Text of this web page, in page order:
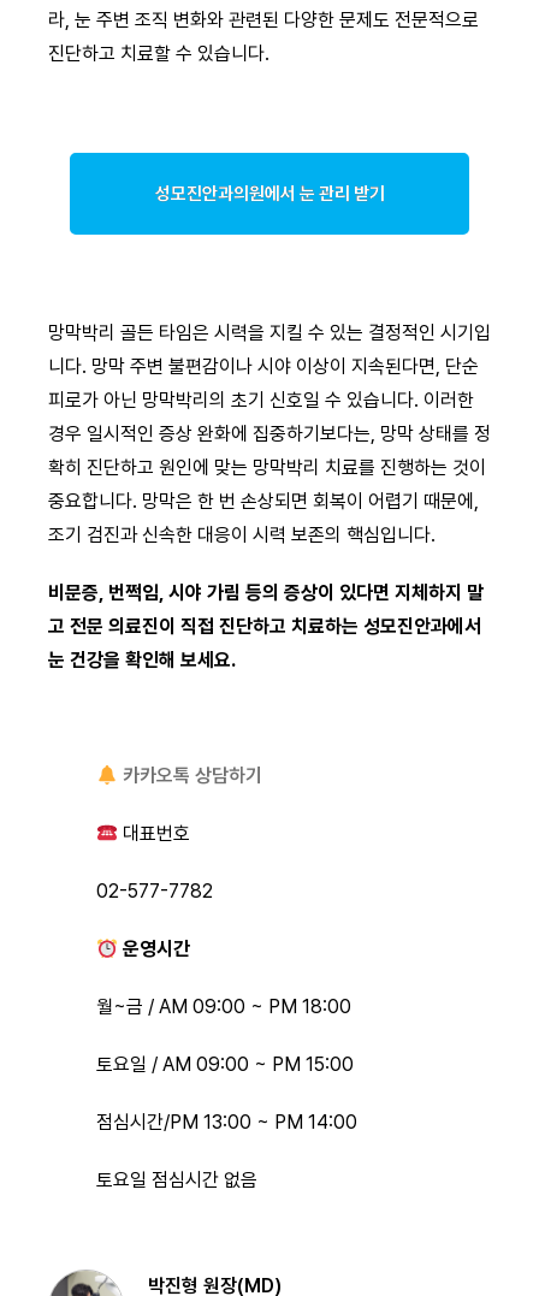
라, 눈 주변 조직 변화와 관련된 다양한 문제도 전문적으로
진단하고 치료할 수 있습니다.
성모진안과의원에서 눈 관리 받기
망막박리 골든 타임은 시력을 지킬 수 있는 결정적인 시기입
니다. 망막 주변 불편감이나 시야 이상이 지속된다면, 단순
피로가 아닌 망막박리의 초기 신호일 수 있습니다. 이러한
경우 일시적인 증상 완화에 집중하기보다는, 망막 상태를 정
확히 진단하고 원인에 맞는 망막박리 치료를 진행하는 것이
중요합니다. 망막은 한 번 손상되면 회복이 어렵기 때문에,
조기 검진과 신속한 대응이 시력 보존의 핵심입니다.
비문증, 번쩍임, 시야 가림 등의 증상이 있다면 지체하지 말
고 전문 의료진이 직접 진단하고 치료하는 성모진안과에서
눈 건강을 확인해 보세요.
카카오톡 상담하기
대표번호
02-577-7782
운영시간
월~금 / AM 09:00 ~ PM 18:00
토요일 / AM 09:00 ~ PM 15:00
점심시간/PM 13:00 ~ PM 14:00
토요일 점심시간 없음
박진형 원장(MD)